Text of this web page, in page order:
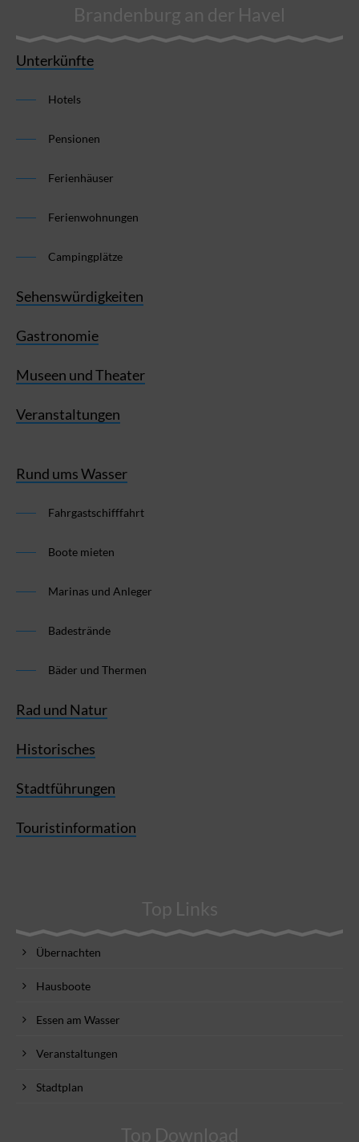
Brandenburg an der Havel
Unterkünfte
Hotels
Pensionen
Ferienhäuser
Ferienwohnungen
Campingplätze
Sehenswürdigkeiten
Gastronomie
Museen und Theater
Veranstaltungen
Rund ums Wasser
Fahrgastschifffahrt
Boote mieten
Marinas und Anleger
Badestrände
Bäder und Thermen
Rad und Natur
Historisches
Stadtführungen
Touristinformation
Top Links
Übernachten
Hausboote
Essen am Wasser
Veranstaltungen
Stadtplan
Top Download